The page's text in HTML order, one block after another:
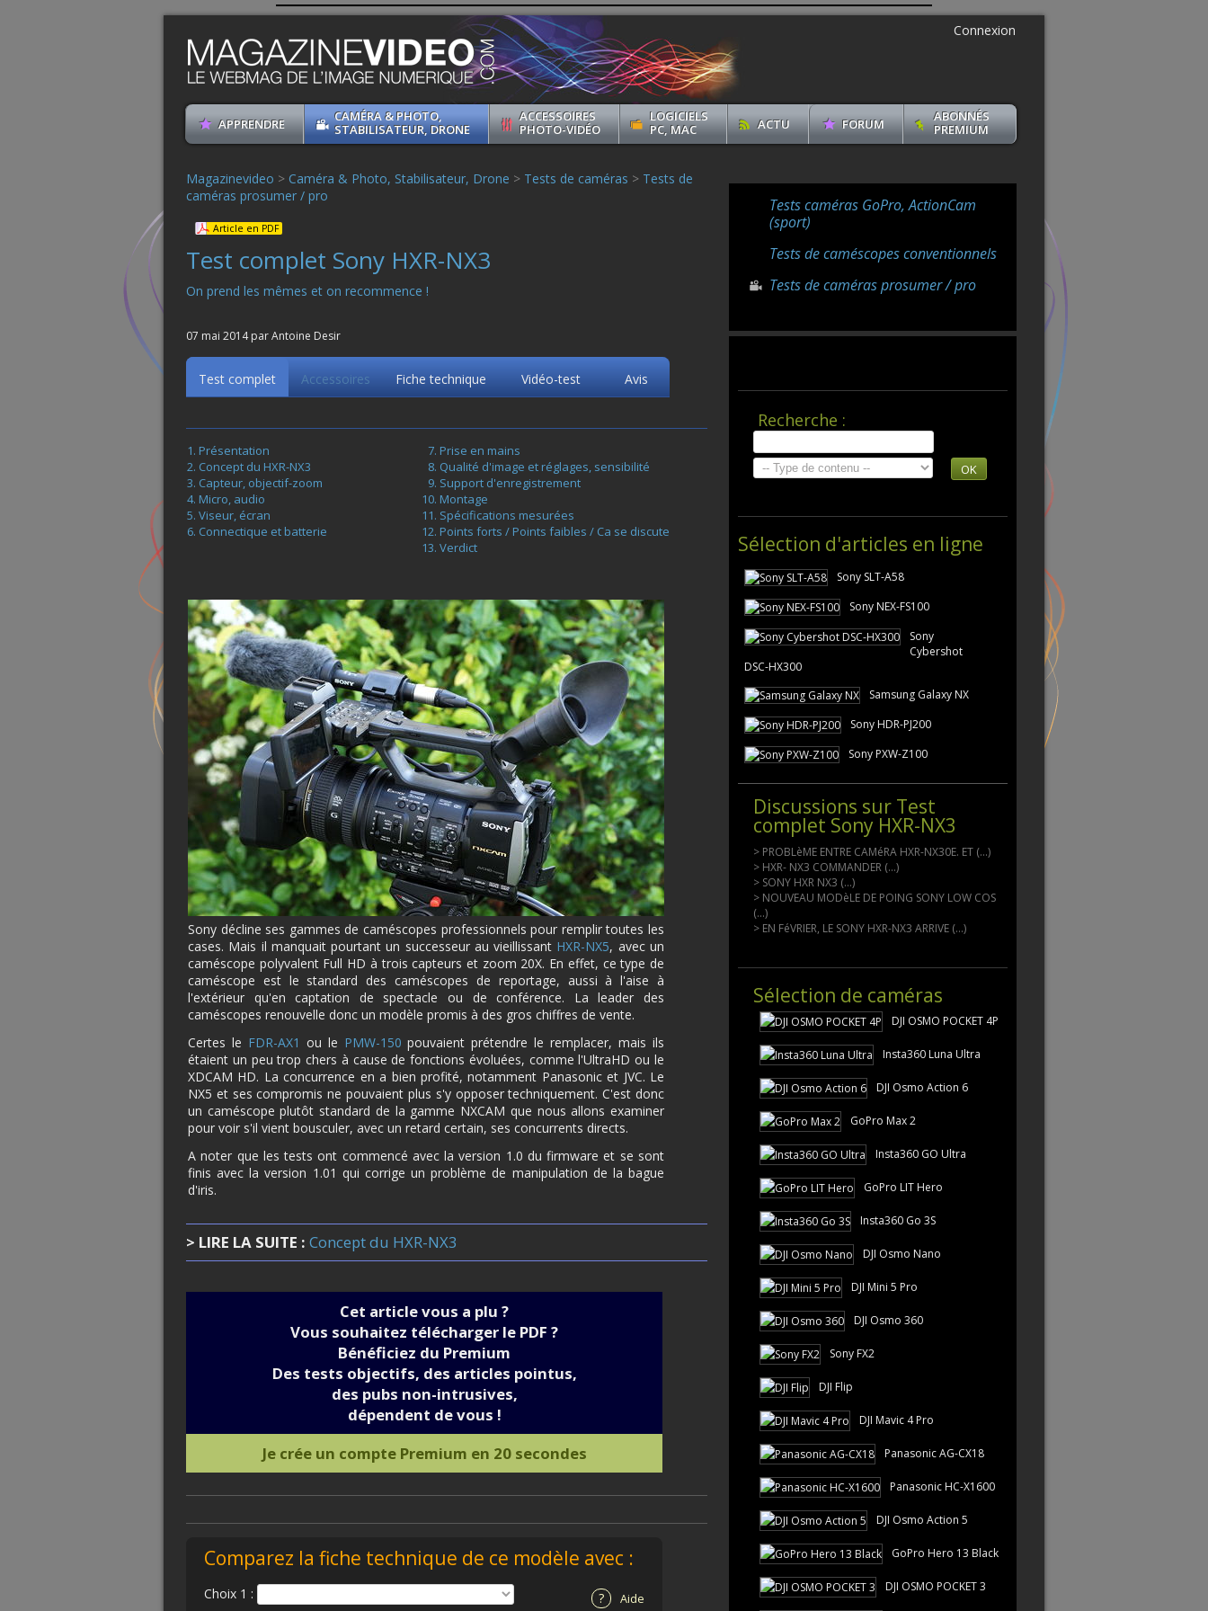
Connexion
APPRENDRE
CAMÉRA & PHOTO,
STABILISATEUR, DRONE
ACCESSOIRES
PHOTO-VIDÉO
LOGICIELS
PC, MAC
ACTU FORUM
ABONNÉS
PREMIUM
Magazinevideo > Caméra & Photo, Stabilisateur, Drone > Tests de caméras > Tests de
caméras prosumer / pro
Article en PDF
Test complet Sony HXR-NX3
On prend les mêmes et on recommence !
07 mai 2014 par Antoine Desir
Test complet Accessoires Fiche technique Vidéo-test Avis
Présentation
Concept du HXR-NX3
Capteur, objectif-zoom
Micro, audio
Viseur, écran
Connectique et batterie
Prise en mains
Qualité d'image et réglages, sensibilité
Support d'enregistrement
Montage
Spécifications mesurées
Points forts / Points faibles / Ca se discute
Verdict
Sony décline ses gammes de caméscopes professionnels pour remplir toutes les
cases. Mais il manquait pourtant un successeur au vieillissant HXR-NX5, avec un
caméscope polyvalent Full HD à trois capteurs et zoom 20X. En effet, ce type de
caméscope est le standard des caméscopes de reportage, aussi à l'aise à
l'extérieur qu'en captation de spectacle ou de conférence. La leader des
caméscopes renouvelle donc un modèle promis à des gros chiffres de vente.
Certes le FDR-AX1 ou le PMW-150 pouvaient prétendre le remplacer, mais ils
étaient un peu trop chers à cause de fonctions évoluées, comme l'UltraHD ou le
XDCAM HD. La concurrence en a bien profité, notamment Panasonic et JVC. Le
NX5 et ses compromis ne pouvaient plus s'y opposer techniquement. C'est donc
un caméscope plutôt standard de la gamme NXCAM que nous allons examiner
pour voir s'il vient bousculer, avec un retard certain, ses concurrents directs.
A noter que les tests ont commencé avec la version 1.0 du firmware et se sont
finis avec la version 1.01 qui corrige un problème de manipulation de la bague
d'iris.
> LIRE LA SUITE : Concept du HXR-NX3
Cet article vous a plu ?
Vous souhaitez télécharger le PDF ?
Bénéficiez du Premium
Des tests objectifs, des articles pointus,
des pubs non-intrusives,
dépendent de vous !
Je crée un compte Premium en 20 secondes
Comparez la fiche technique de ce modèle avec :
? Aide
Choix 1 :
Tests caméras GoPro, ActionCam
(sport)
Tests de caméscopes conventionnels
Tests de caméras prosumer / pro
Recherche :
OK
Sélection d'articles en ligne
Sony SLT-A58
Sony NEX-FS100
Sony
Cybershot
DSC-HX300
Samsung Galaxy NX
Sony HDR-PJ200
Sony PXW-Z100
Discussions sur Test
complet Sony HXR-NX3
> PROBLèME ENTRE CAMéRA HXR-NX30E. ET (...)
> HXR- NX3 COMMANDER (...)
> SONY HXR NX3 (...)
> NOUVEAU MODèLE DE POING SONY LOW COS
(...)
> EN FéVRIER, LE SONY HXR-NX3 ARRIVE (...)
Sélection de caméras
DJI OSMO POCKET 4P
Insta360 Luna Ultra
DJI Osmo Action 6
GoPro Max 2
Insta360 GO Ultra
GoPro LIT Hero
Insta360 Go 3S
DJI Osmo Nano
DJI Mini 5 Pro
DJI Osmo 360
Sony FX2
DJI Flip
DJI Mavic 4 Pro
Panasonic AG-CX18
Panasonic HC-X1600
DJI Osmo Action 5
GoPro Hero 13 Black
DJI OSMO POCKET 3